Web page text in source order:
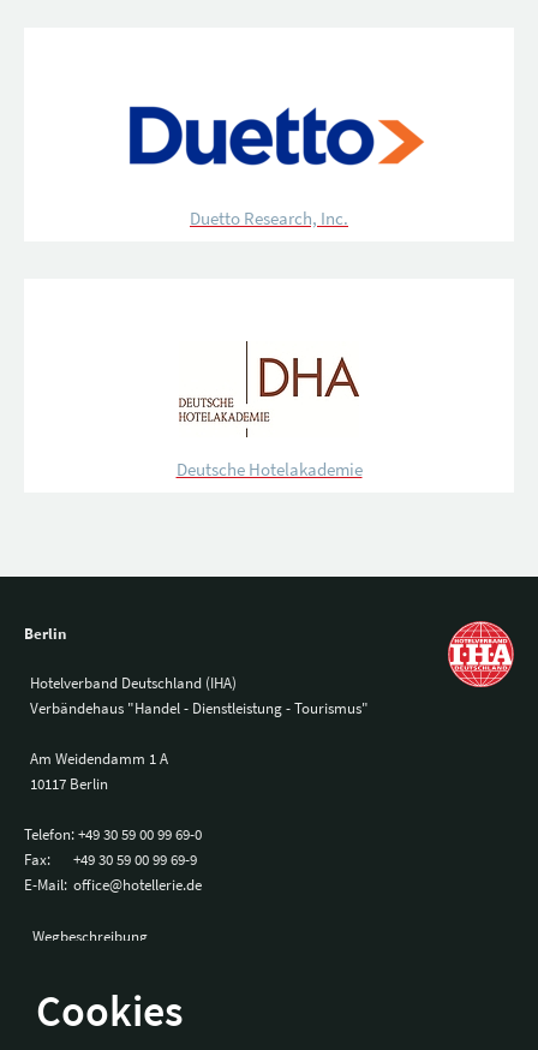
Cookies
Duetto Research, Inc.
Deutsche Hotelakademie
Berlin
Hotelverband Deutschland (IHA)
Verbändehaus "Handel - Dienstleistung - Tourismus"
Am Weidendamm 1 A
10117 Berlin
Telefon:+49 30 59 00 99 69-0
Fax:
+49 30 59 00 99 69-9
E-Mail: office@hotellerie.de
Wegbeschreibung